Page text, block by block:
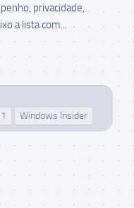
privacidade,
a lista com...
Windows Insider